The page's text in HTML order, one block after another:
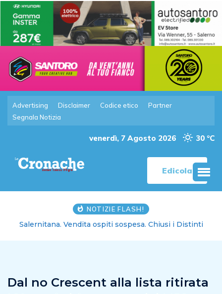
Advertising Disclaimer Codice etico
Partner
Segnala Notizia
venerdì, 7 Agosto 2026 30 °C
Edicola
NOTIZIE FLASH!
Salernitana. Vendita ospiti sospesa. Chiusi i Distinti
Dal no Crescent alla lista ritirata